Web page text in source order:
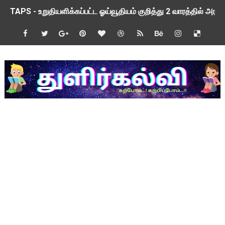
TAPS - உறுதியளிக்கப்பட்ட ஓய்வூதியம் குறித்து 2 வாரத்தில்
ஆசிரியர் தகுதித் தேர்வு விவகாரம் மத்திய அமைச்சரிடம் முறையீடு
TNSED Schools Mobile App New Updated Version!
நாளை 21-12-2025 அரசு ஊழியர்கள் மற்றும் ஆசிரியர் சங்க